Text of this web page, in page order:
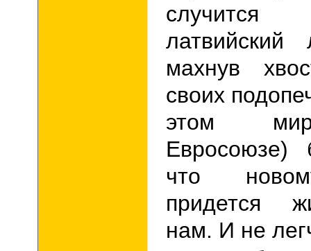
случится
латвийский
махнув
своих
этом
Евросоюзе)
что
придется
нам. И не